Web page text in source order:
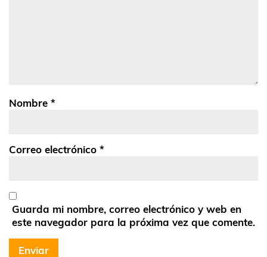
Nombre *
Correo electrónico *
Guarda mi nombre, correo electrónico y web en
este navegador para la próxima vez que comente.